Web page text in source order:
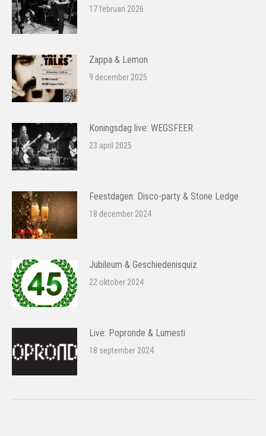
17 februari 2026
Zappa & Lemon
9 december 2025
Koningsdag live: WEGSFEER
23 april 2025
Feestdagen: Disco-party & Stone Ledge
18 december 2024
Jubileum & Geschiedenisquiz
22 oktober 2024
Live: Popronde & Lumesti
18 september 2024